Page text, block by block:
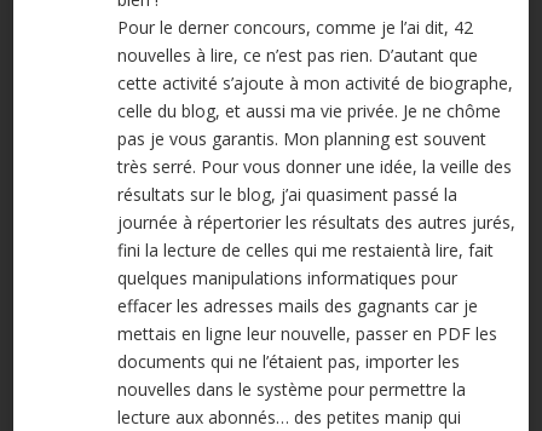
Pour le derner concours, comme je l’ai dit, 42
nouvelles à lire, ce n’est pas rien. D’autant que
cette activité s’ajoute à mon activité de biographe,
celle du blog, et aussi ma vie privée. Je ne chôme
pas je vous garantis. Mon planning est souvent
très serré. Pour vous donner une idée, la veille des
résultats sur le blog, j’ai quasiment passé la
journée à répertorier les résultats des autres jurés,
fini la lecture de celles qui me restaientà lire, fait
quelques manipulations informatiques pour
effacer les adresses mails des gagnants car je
mettais en ligne leur nouvelle, passer en PDF les
documents qui ne l’étaient pas, importer les
nouvelles dans le système pour permettre la
lecture aux abonnés… des petites manip qui